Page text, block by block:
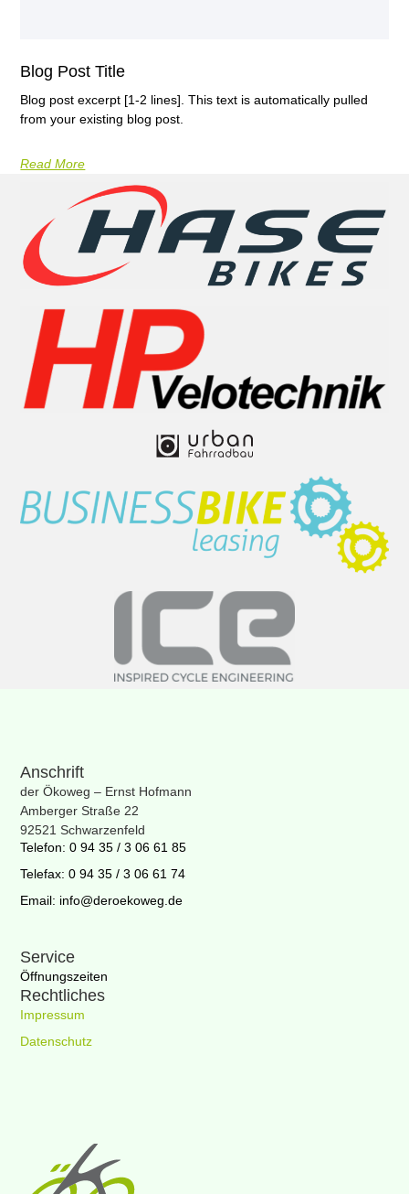
Blog Post Title
Blog post excerpt [1-2 lines]. This text is automatically pulled
from your existing blog post.
Read More
Service
Öffnungszeiten
Rechtliches
Impressum
Datenschutz
Anschrift
der Ökoweg – Ernst Hofmann
Amberger Straße 22
92521 Schwarzenfeld
Telefon: 0 94 35 / 3 06 61 85
Telefax: 0 94 35 / 3 06 61 74
Email: info@deroekoweg.de